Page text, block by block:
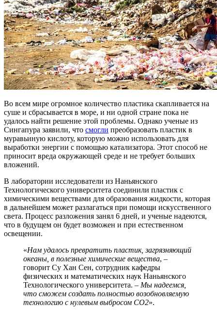
Во всем мире огромное количество пластика скапливается на
суше и сбрасывается в море, и ни одной стране пока не
удалось найти решение этой проблемы. Однако ученые из
Сингапура заявили, что смогли преобразовать пластик в
муравьиную кислоту, которую можно использовать для
выработки энергии с помощью катализатора. Этот способ не
приносит вреда окружающей среде и не требует больших
вложений.
В лаборатории исследователи из Наньянского
Технологического университета соединили пластик с
химическими веществами для образования жидкости, которая
в дальнейшем может разлагаться при помощи искусственного
света. Процесс разложения занял 6 дней, и ученые надеются,
что в будущем он будет возможен и при естественном
освещении.
«Нам удалось превратить пластик, загрязняющий
океаны, в полезные химические вещества, –
говорит Су Хан Сен, сотрудник кафедры
физических и математических наук Наньянского
Технологического университета. – Мы надеемся,
что сможем создать полностью возобновляемую
технологию с нулевым выбросом CO2».